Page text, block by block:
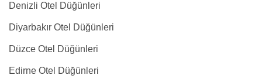
Denizli Otel Düğünleri
Diyarbakır Otel Düğünleri
Düzce Otel Düğünleri
Edirne Otel Düğünleri